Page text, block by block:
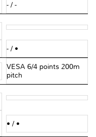
- / -
- / •
VESA 6/4 points 200m
pitch
• / •